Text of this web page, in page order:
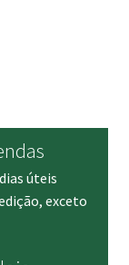
úteis
exceto